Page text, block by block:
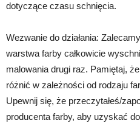
dotyczące czasu schnięcia.
Wezwanie do działania:
warstwa farby całkowicie
malowania drugi raz. Pamiętaj,
różnić w zależności od rodzaju
Upewnij się, że przeczytałeś/
producenta farby, aby uzyskać